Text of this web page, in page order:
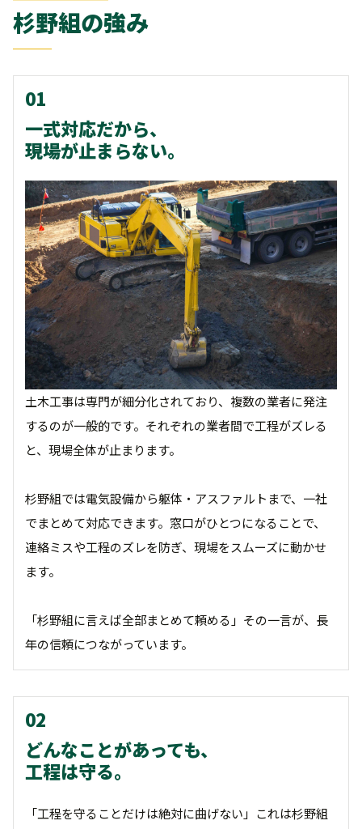
杉野組の強み
01
一式対応だから、
現場が止まらない。
土木工事は専門が細分化されており、複数の業者に発注
するのが一般的です。それぞれの業者間で工程がズレる
と、現場全体が止まります。
杉野組では電気設備から躯体・アスファルトまで、一社
でまとめて対応できます。窓口がひとつになることで、
連絡ミスや工程のズレを防ぎ、現場をスムーズに動かせ
ます。
「杉野組に言えば全部まとめて頼める」その一言が、長
年の信頼につながっています。
02
どんなことがあっても、
工程は守る。
「工程を守ることだけは絶対に曲げない」これは杉野組